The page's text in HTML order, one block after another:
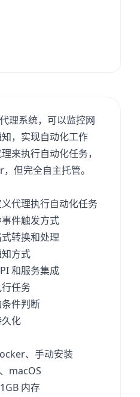
理系统，可以监控网
，实现自动化工作
来执行自动化任务，
但完全自主托管。
代理执行自动化任务
件触发方式
转换和处理
方式
和服务集成
任务
件判断
化
、手动安装
macOS
内存